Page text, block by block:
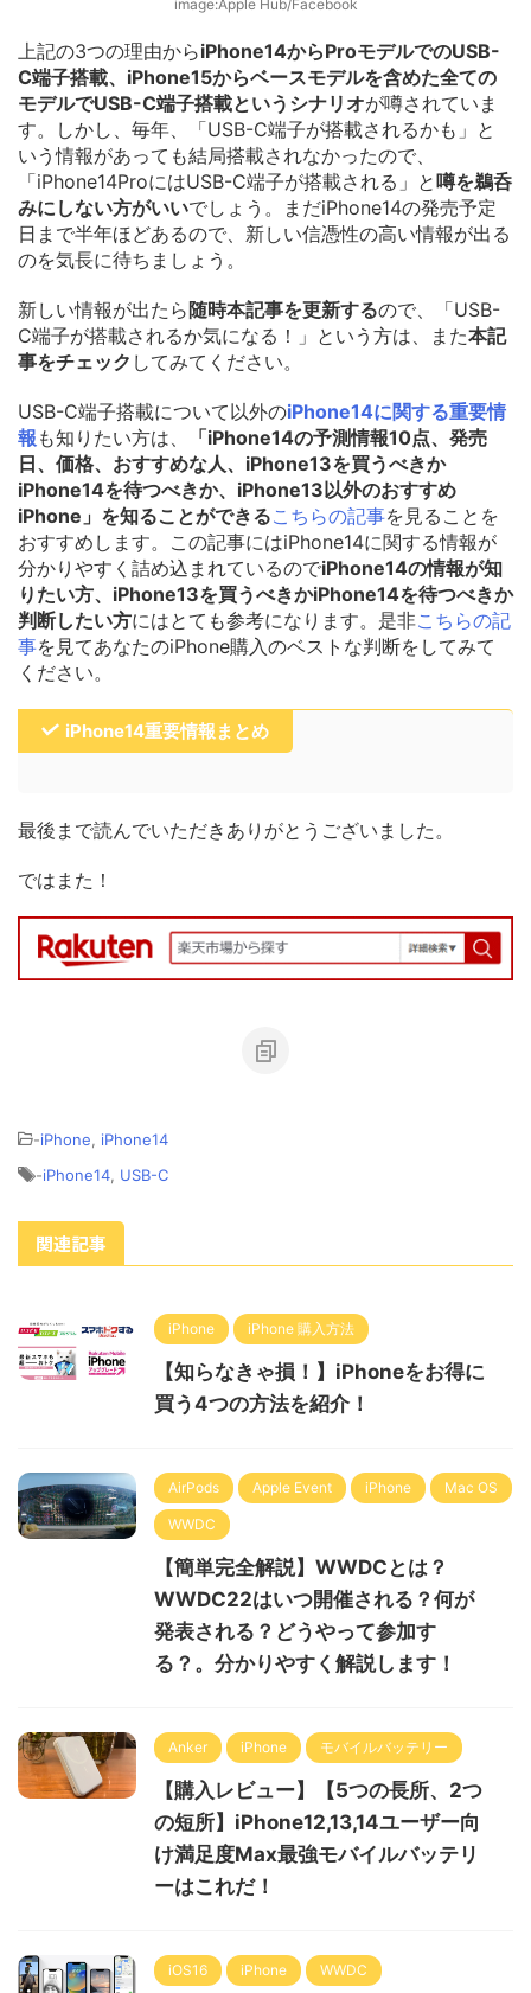
image:Apple Hub/Facebook
上記の3つの理由からiPhone14からProモデルでのUSB-
C端子搭載、iPhone15からベースモデルを含めた全ての
モデルでUSB-C端子搭載というシナリオが噂されていま
す。しかし、毎年、「USB-C端子が搭載されるかも」と
いう情報があっても結局搭載されなかったので、
「iPhone14ProにはUSB-C端子が搭載される」と噂を鵜呑
みにしない方がいいでしょう。まだiPhone14の発売予定
日まで半年ほどあるので、新しい信憑性の高い情報が出る
のを気長に待ちましょう。
新しい情報が出たら 随時本記事を更新するので、「USB-
C端子が搭載されるか気になる！」という方は、また本記
事をチェック してみてください。
USB-C端子搭載について以外のiPhone14に関する重要情
報 も知りたい方は、
「iPhone14の予測情報10点、発売
日、価格、おすすめな人、iPhone13を買うべきか
iPhone14を待つべきか、iPhone13以外のおすすめ
iPhone」を知ることができるこちらの記事を見ることを
おすすめします。この記事にはiPhone14に関する情報が
分かりやすく詰め込まれているのでiPhone14の情報が知
りたい方、iPhone13を買うべきかiPhone14を待つべきか
判断したい方にはとても参考になります。是非こちらの記
事を見てあなたのiPhone購入のベストな判断をしてみて
ください。
iPhone14重要情報まとめ
最後まで読んでいただきありがとうございました。
ではまた！
-iPhone
iPhone14
-iPhone14 USB-C
関連記事
iPhone iPhone 購入方法
【知らなきゃ損！】iPhoneをお得に
買う4つの方法を紹介！
AirPods Apple Event iPhone Mac OS
WWDC
【簡単完全解説】WWDCとは？
WWDC22はいつ開催される？何が
発表される？どうやって参加す
る？。分かりやすく解説します！
Anker iPhone モバイルバッテリー
【購入レビュー】【5つの長所、2つ
の短所】iPhone12,13,14ユーザー向
け満足度Max最強モバイルバッテリ
ーはこれだ！
iOS16 iPhone WWDC